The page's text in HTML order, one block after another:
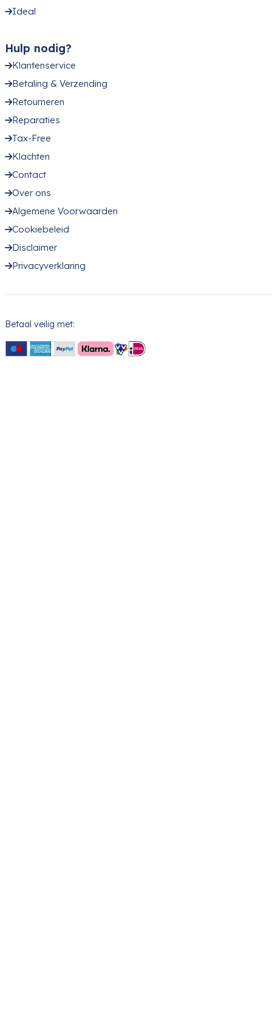
Ideal
Hulp nodig?
Klantenservice
Betaling & Verzending
Retourneren
Reparaties
Tax-Free
Klachten
Contact
Over ons
Algemene Voorwaarden
Cookiebeleid
Disclaimer
Privacyverklaring
Betaal veilig met: